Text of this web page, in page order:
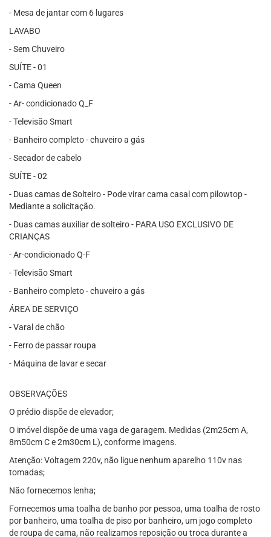
- Mesa de jantar com 6 lugares
LAVABO
- Sem Chuveiro
SUÍTE - 01
- Cama Queen
- Ar- condicionado Q_F
- Televisão Smart
- Banheiro completo - chuveiro a gás
- Secador de cabelo
SUÍTE - 02
- Duas camas de Solteiro - Pode virar cama casal com pilowtop -
Mediante a solicitação.
- Duas camas auxiliar de solteiro - PARA USO EXCLUSIVO DE
CRIANÇAS
- Ar-condicionado Q-F
- Televisão Smart
- Banheiro completo - chuveiro a gás
ÁREA DE SERVIÇO
- Varal de chão
- Ferro de passar roupa
- Máquina de lavar e secar
OBSERVAÇÕES
O prédio dispõe de elevador;
O imóvel dispõe de uma vaga de garagem. Medidas (2m25cm A,
8m50cm C e 2m30cm L), conforme imagens.
Atenção: Voltagem 220v, não ligue nenhum aparelho 110v nas
tomadas;
Não fornecemos lenha;
Fornecemos uma toalha de banho por pessoa, uma toalha de rosto
por banheiro, uma toalha de piso por banheiro, um jogo completo
de roupa de cama, não realizamos reposição ou troca durante a